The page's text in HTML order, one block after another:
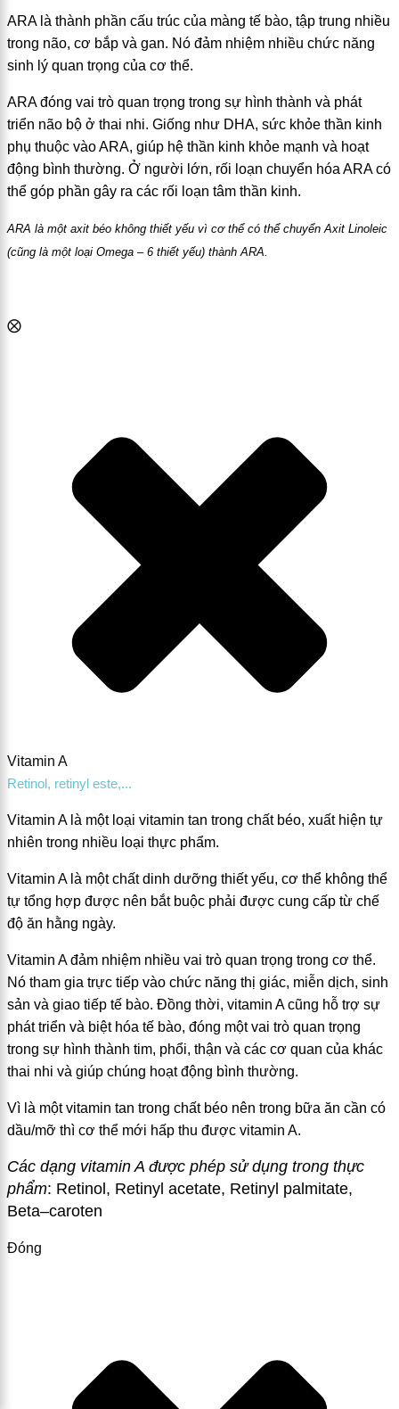
ARA là thành phần cấu trúc của màng tế bào, tập trung nhiều
trong não, cơ bắp và gan. Nó đảm nhiệm nhiều chức năng
sinh lý quan trọng của cơ thể.
ARA đóng vai trò quan trọng trong sự hình thành và phát
triển não bộ ở thai nhi. Giống như DHA, sức khỏe thần kinh
phụ thuộc vào ARA, giúp hệ thần kinh khỏe mạnh và hoạt
động bình thường. Ở người lớn, rối loạn chuyển hóa ARA có
thể góp phần gây ra các rối loạn tâm thần kinh.
ARA là một axit béo không thiết yếu vì cơ thể có thể chuyển Axit Linoleic
(cũng là một loại Omega – 6 thiết yếu) thành ARA.
⨂
Vitamin A
Retinol, retinyl este,...
Vitamin A là một loại vitamin tan trong chất béo, xuất hiện tự
nhiên trong nhiều loại thực phẩm.
Vitamin A là một chất dinh dưỡng thiết yếu, cơ thể không thể
tự tổng hợp được nên bắt buộc phải được cung cấp từ chế
độ ăn hằng ngày.
Vitamin A đảm nhiệm nhiều vai trò quan trọng trong cơ thể.
Nó tham gia trực tiếp vào chức năng thị giác, miễn dịch, sinh
sản và giao tiếp tế bào. Đồng thời, vitamin A cũng hỗ trợ sự
phát triển và biệt hóa tế bào, đóng một vai trò quan trọng
trong sự hình thành tim, phổi, thận và các cơ quan của khác
thai nhi và giúp chúng hoạt động bình thường.
Vì là một vitamin tan trong chất béo nên trong bữa ăn cần có
dầu/mỡ thì cơ thể mới hấp thu được vitamin A.
Các dạng vitamin A được phép sử dụng trong thực
phẩm: Retinol, Retinyl acetate, Retinyl palmitate,
Beta–caroten
Đóng